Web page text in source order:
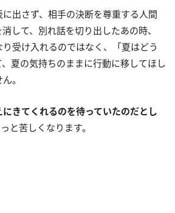
出さず、相手の決断を尊重する人間
して、別れ話を切り出したあの時、
り受け入れるのではなく、「夏はどう
夏の気持ちのままに行動に移してほし
。
きてくれるのを待っていたのだとし
と苦しくなります。